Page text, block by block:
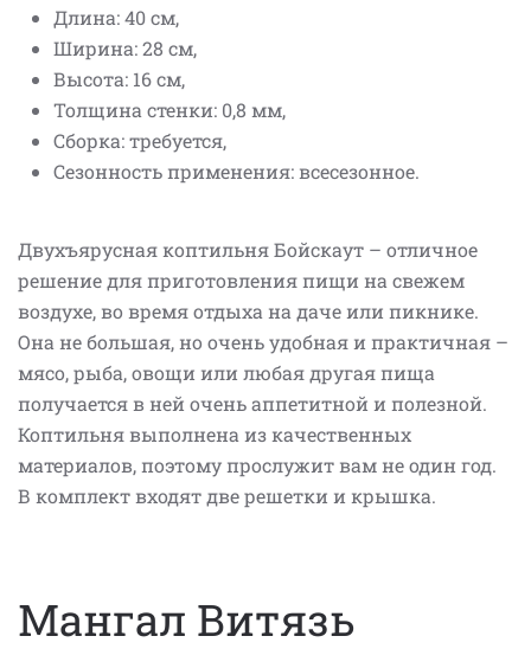
Длина: 40 см,
Ширина: 28 см,
Высота: 16 см,
Толщина стенки: 0,8 мм,
Сборка: требуется,
Сезонность применения: всесезонное.
Двухъярусная коптильня Бойскаут – отличное
решение для приготовления пищи на свежем
воздухе, во время отдыха на даче или пикнике.
Она не большая, но очень удобная и практичная –
мясо, рыба, овощи или любая другая пища
получается в ней очень аппетитной и полезной.
Коптильня выполнена из качественных
материалов, поэтому прослужит вам не один год.
В комплект входят две решетки и крышка.
Мангал Витязь